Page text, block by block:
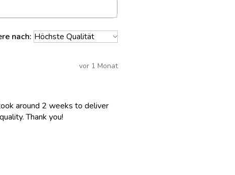
nach:
vor 1 Monat
around 2 weeks to deliver
Thank you!